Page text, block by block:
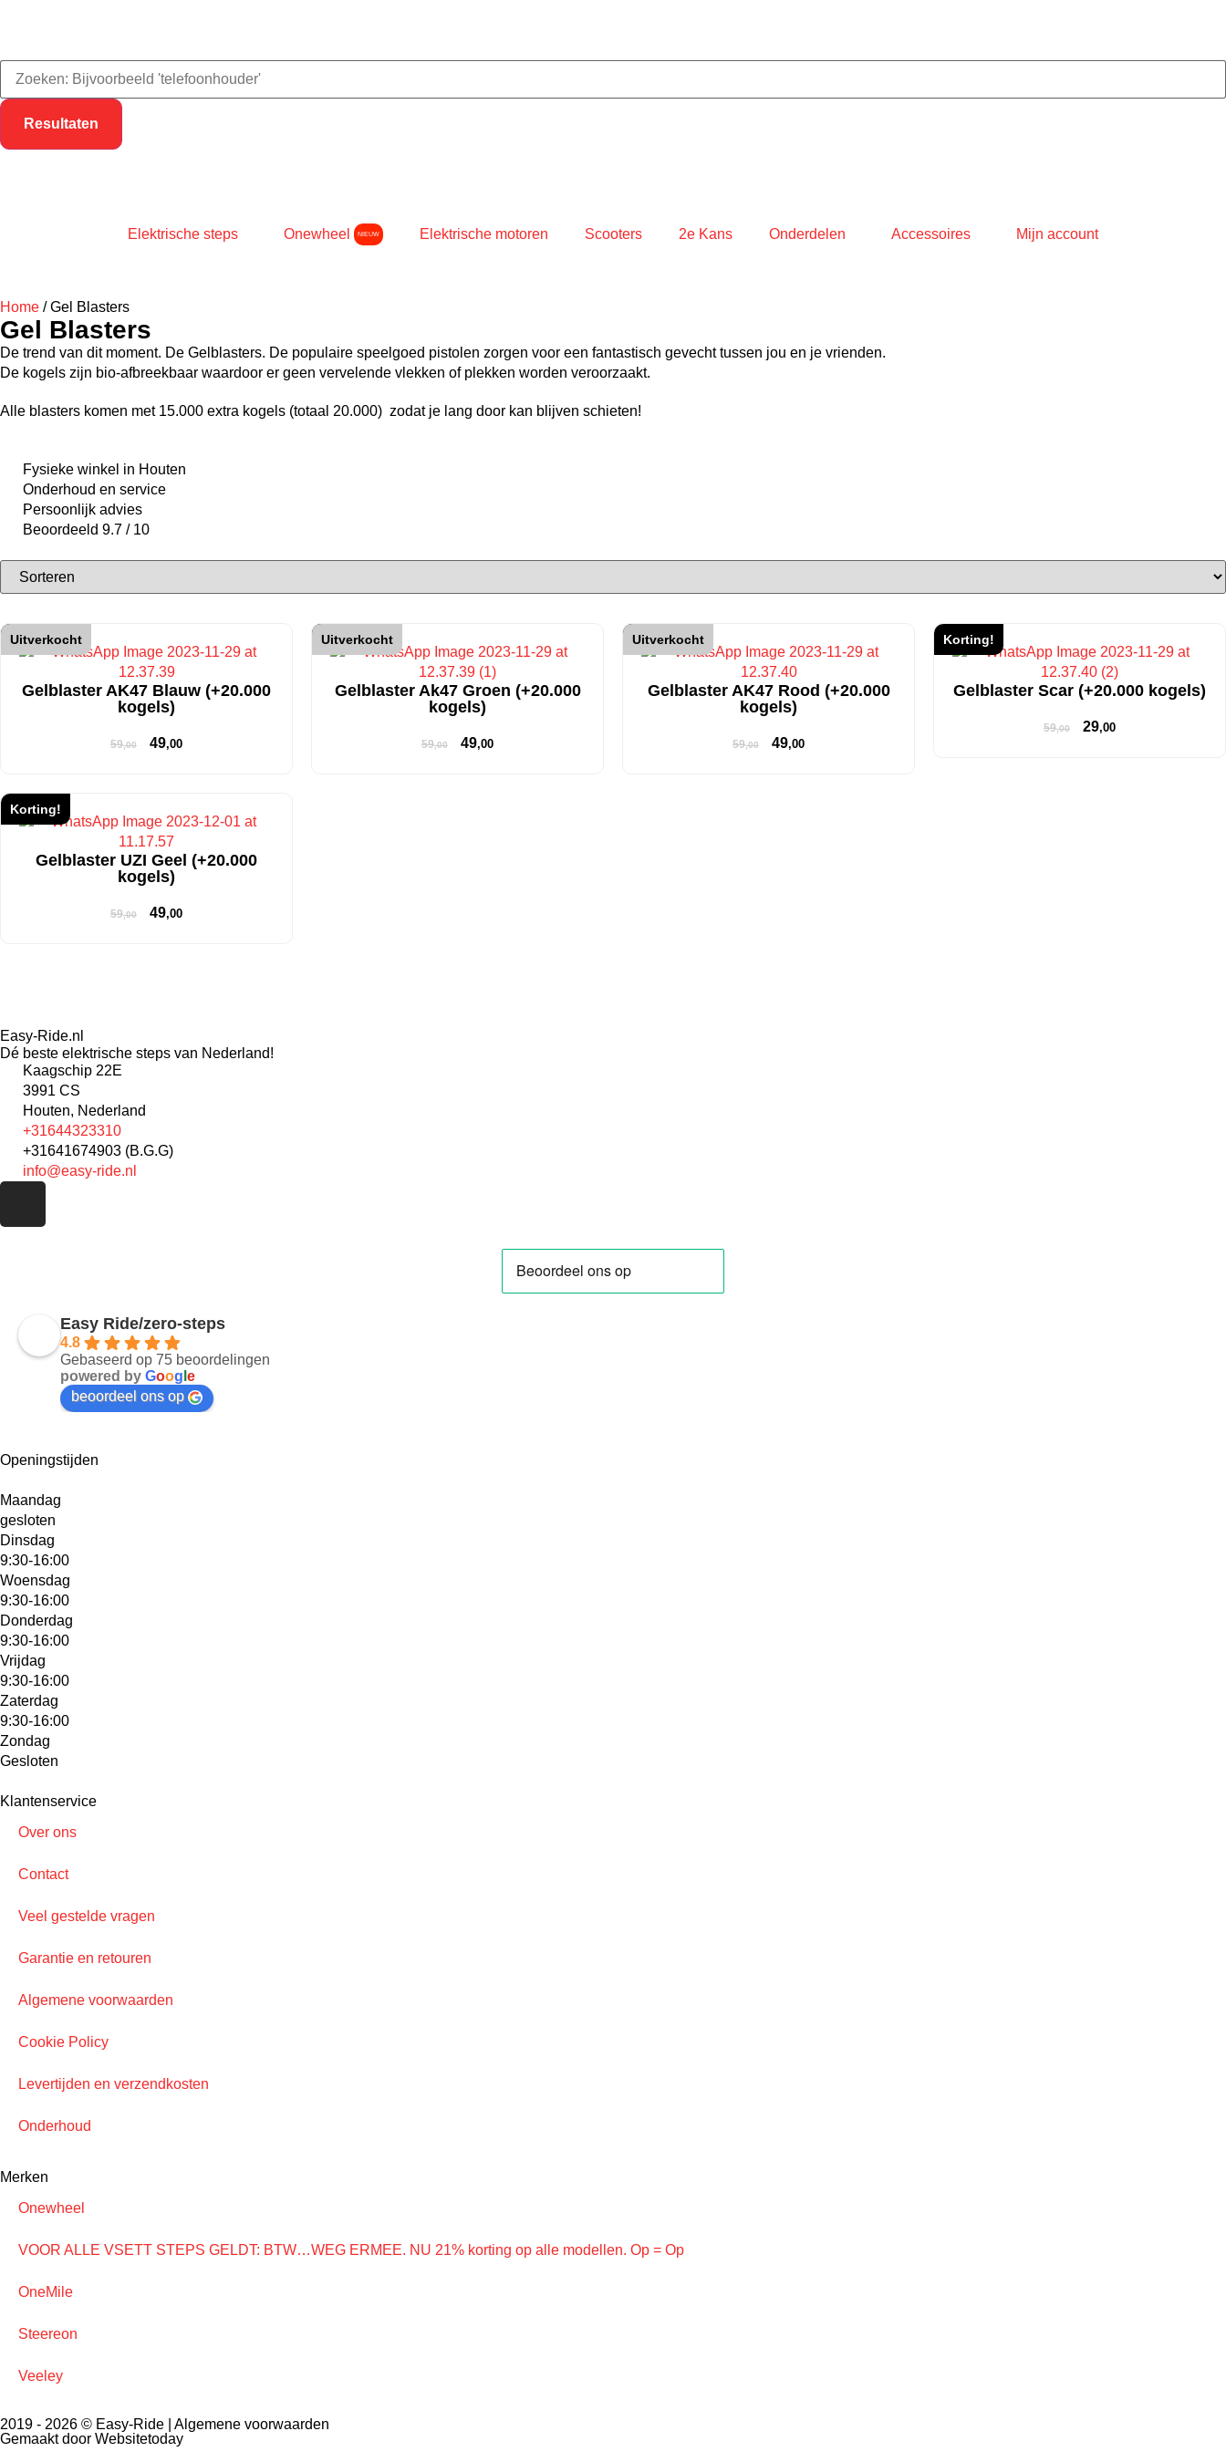
Resultaten
Elektrische steps Onewheel NIEUW Elektrische motoren Scooters 2e Kans Onderdelen Accessoires Mijn account
Home /Gel Blasters
Gel Blasters
De trend van dit moment. De Gelblasters. De populaire speelgoed pistolen zorgen voor een fantastisch gevecht tussen jou en je vrienden.
De kogels zijn bio-afbreekbaar waardoor er geen vervelende vlekken of plekken worden veroorzaakt.
Alle blasters komen met 15.000 extra kogels (totaal 20.000) zodat je lang door kan blijven schieten!
Fysieke winkel in Houten
Onderhoud en service
Persoonlijk advies
Beoordeeld 9.7 / 10
Korting!
Uitverkocht
Gelblaster AK47 Blauw (+20.000
kogels)
59,00 49,00
Korting!
Uitverkocht
Gelblaster Ak47 Groen (+20.000
kogels)
59,00 49,00
Korting!
Uitverkocht
Gelblaster AK47 Rood (+20.000
kogels)
59,00 49,00
Korting!
Gelblaster Scar (+20.000 kogels)
59,00 29,00
Korting!
Gelblaster UZI Geel (+20.000
kogels)
59,00 49,00
Easy-Ride.nl
Dé beste elektrische steps van Nederland!
Kaagschip 22E
3991 CS
Houten, Nederland
+31644323310
+31641674903 (B.G.G)
info@easy-ride.nl
Easy Ride/zero-steps
4.8
Gebaseerd op 75 beoordelingen
powered by Goog e
beoordeel ons op
Openingstijden
Maandag
gesloten
Dinsdag
9:30-16:00
Woensdag
9:30-16:00
Donderdag
9:30-16:00
Vrijdag
9:30-16:00
Zaterdag
9:30-16:00
Zondag
Gesloten
Klantenservice
Over ons
Contact
Veel gestelde vragen
Garantie en retouren
Algemene voorwaarden
Cookie Policy
Levertijden en verzendkosten
Onderhoud
Merken
Onewheel
VOOR ALLE VSETT STEPS GELDT: BTW…WEG ERMEE. NU 21% korting op alle modellen. Op = Op
OneMile
Steereon
Veeley
2019 - 2026 © Easy-Ride | Algemene voorwaarden
Gemaakt door Websitetoday